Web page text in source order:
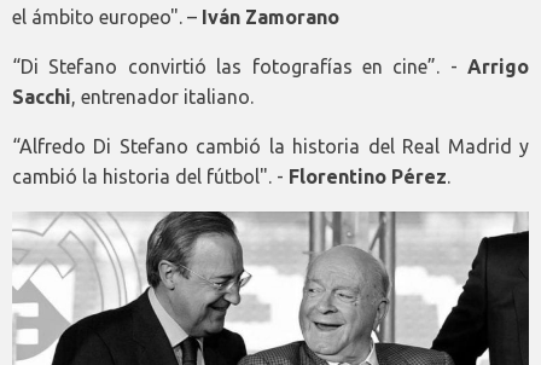
el ámbito europeo". – Iván Zamorano
“Di Stefano convirtió las fotografías en cine”. - Arrigo
Sacchi, entrenador italiano.
“Alfredo Di Stefano cambió la historia del Real Madrid y
cambió la historia del fútbol". - Florentino Pérez.